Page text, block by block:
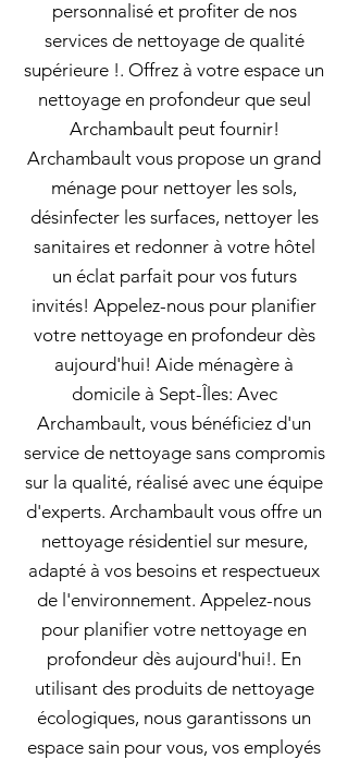
personnalisé et profiter de nos
services de nettoyage de qualité
supérieure !. Offrez à votre espace un
nettoyage en profondeur que seul
Archambault peut fournir!
Archambault vous propose un grand
ménage pour nettoyer les sols,
désinfecter les surfaces, nettoyer les
sanitaires et redonner à votre hôtel
un éclat parfait pour vos futurs
invités! Appelez-nous pour planifier
votre nettoyage en profondeur dès
aujourd'hui! Aide ménagère à
domicile à Sept-Îles: Avec
Archambault, vous bénéficiez d'un
service de nettoyage sans compromis
sur la qualité, réalisé avec une équipe
d'experts. Archambault vous offre un
nettoyage résidentiel sur mesure,
adapté à vos besoins et respectueux
de l'environnement. Appelez-nous
pour planifier votre nettoyage en
profondeur dès aujourd'hui!. En
utilisant des produits de nettoyage
écologiques, nous garantissons un
espace sain pour vous, vos employés